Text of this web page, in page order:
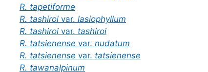
R. tapetiforme
R. tashiroi var. lasiophyllum
R. tashiroi var. tashiroi
R. tatsienense var. nudatum
R. tatsienense var. tatsienense
R. tawanalpinum